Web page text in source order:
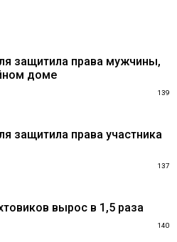
защитила права мужчины,
доме
139
защитила права участника
137
вырос в 1,5 раза
140